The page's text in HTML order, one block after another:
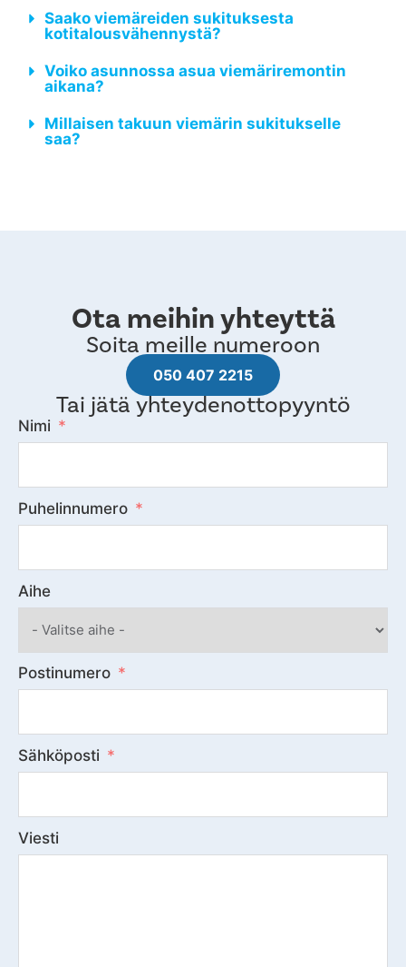
Saako viemäreiden sukituksesta
kotitalousvähennystä?
Voiko asunnossa asua viemäriremontin
aikana?
Millaisen takuun viemärin sukitukselle
saa?
Ota meihin yhteyttä
Soita meille numeroon
050 407 2215
Tai jätä yhteydenottopyyntö
Nimi
Puhelinnumero
Aihe
Postinumero
Sähköposti
Viesti